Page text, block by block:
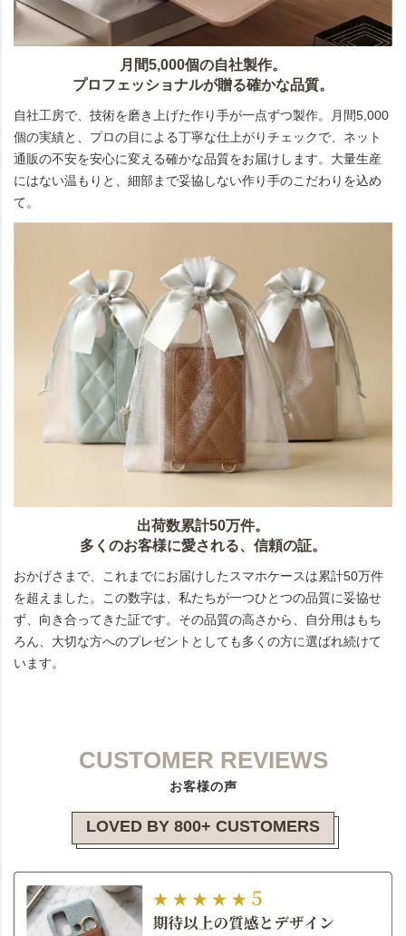
月間5,000個の自社製作。
プロフェッショナルが贈る確かな品質。
自社工房で、技術を磨き上げた作り手が一点ずつ製作。月間5,000
個の実績と、プロの目による丁寧な仕上がりチェックで、ネット
通販の不安を安心に変える確かな品質をお届けします。大量生産
にはない温もりと、細部まで妥協しない作り手のこだわりを込め
て。
出荷数累計50万件。
多くのお客様に愛される、信頼の証。
おかげさまで、これまでにお届けしたスマホケースは累計50万件
を超えました。この数字は、私たちが一つひとつの品質に妥協せ
ず、向き合ってきた証です。その品質の高さから、自分用はもち
ろん、大切な方へのプレゼントとしても多くの方に選ばれ続けて
います。
CUSTOMER REVIEWS
お客様の声
LOVED BY 800+ CUSTOMERS